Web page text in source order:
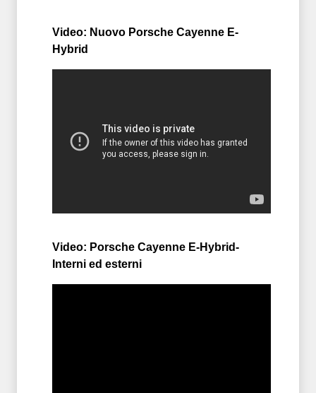
Video: Nuovo Porsche Cayenne E-
Hybrid
Video: Porsche Cayenne E-Hybrid-
Interni ed esterni